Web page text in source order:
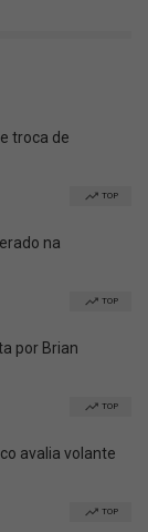
troca de
TOP
na
TOP
por Brian
TOP
avalia volante
TOP